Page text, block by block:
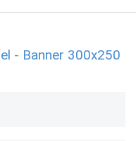
- Banner 300x250